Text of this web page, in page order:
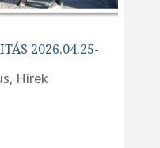
2026.04.25-
, Hírek